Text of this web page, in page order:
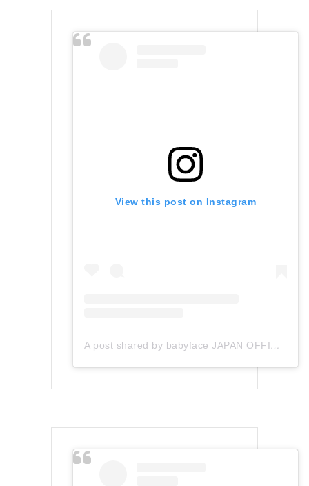
View this post on Instagram
A post shared by babyface JAPAN OFFICIAL (@babyface_japan)